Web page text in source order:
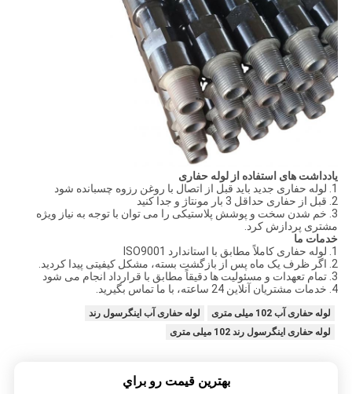
یادداشت های استفاده از لوله حفاری
1. لوله حفاری جدید باید قبل از اتصال با روغن رزوه چسبانده شود
2. قبل از حفاری حداقل 3 بار مونتاژ و جدا کنید
3. خم شدن سخت و پوشش پلاستیکی را می توان با توجه به نیاز ویژه
مشتری پردازش کرد.
خدمات ما
1. لوله حفاری کاملاً مطابق با استاندارد ISO9001
2. اگر ظرف یک ماه پس از بازگشت بسته، مشکل کیفیتی پیدا کردید.
3. تمام تعهدات و مسئولیت ها دقیقاً مطابق با قرارداد انجام می شود
4. خدمات مشتریان آنلاین 24 ساعته، با ما تماس بگیرید.
لوله حفاری آب 102 میلی متری
لوله حفاری آب اینگرسول رند
لوله حفاری اینگرسول رند 102 میلی متری
بهترين قيمت رو براي